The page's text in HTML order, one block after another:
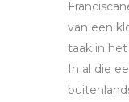
van een
taak in
In al die